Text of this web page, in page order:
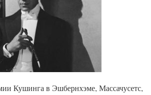
Кушинга в Эшбернхэме, Массачусетс,